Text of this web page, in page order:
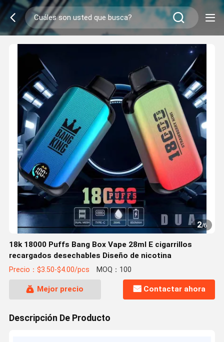
2/6
18k 18000 Puffs Bang Box Vape 28ml E cigarrillos
recargados desechables Diseño de nicotina
Precio：$3.50-$4.00/pcs MOQ：100
Mejor precio Contactar ahora
Descripción De Producto